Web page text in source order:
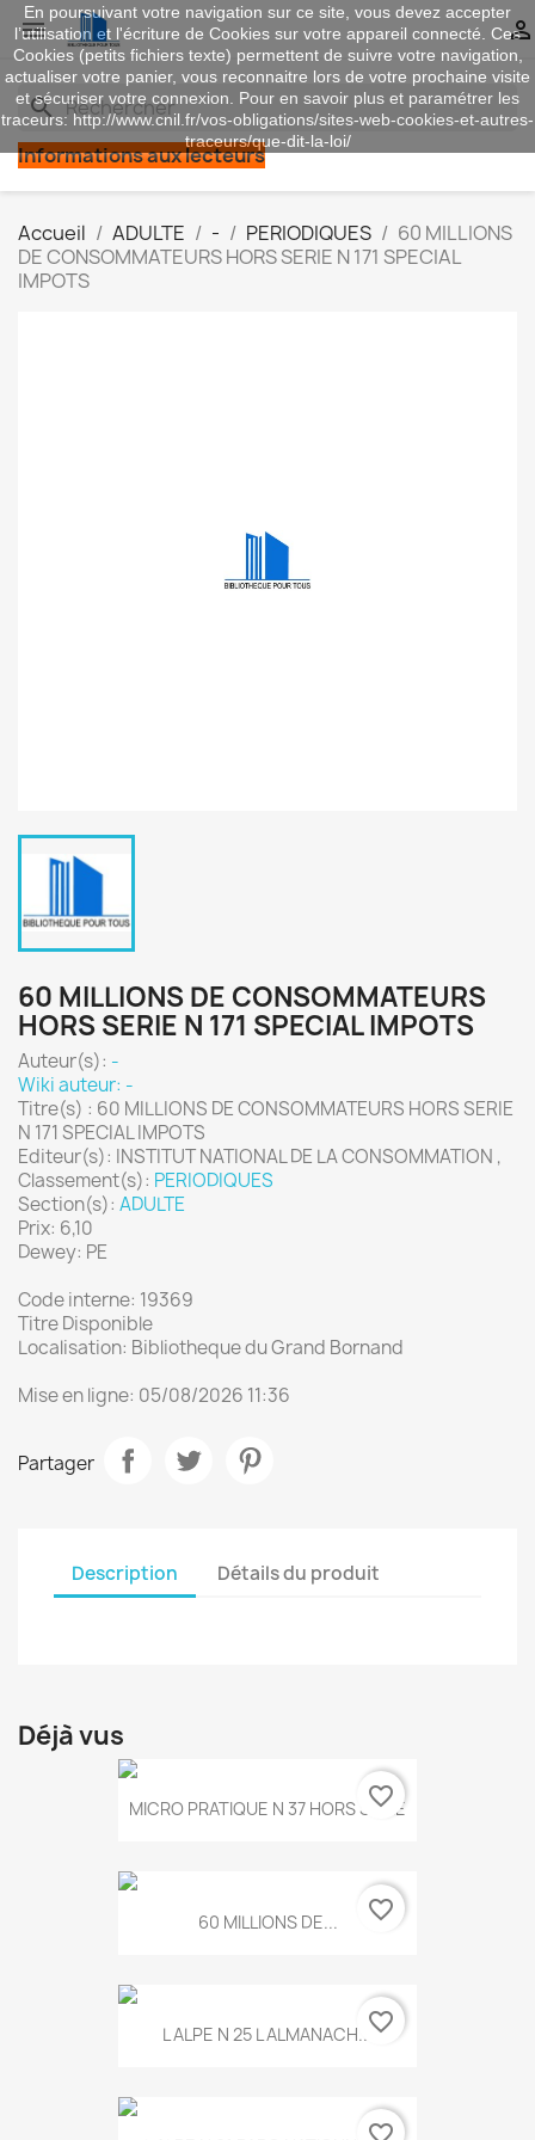
 
search
Informations aux lecteurs
Accueil ADULTE - PERIODIQUES
60 MILLIONS
DE CONSOMMATEURS HORS SERIE N 171 SPECIAL
IMPOTS
60 MILLIONS DE CONSOMMATEURS
HORS SERIE N 171 SPECIAL IMPOTS
Auteur(s): -
Wiki auteur: -
Titre(s) : 60 MILLIONS DE CONSOMMATEURS HORS SERIE
N 171 SPECIAL IMPOTS
Editeur(s): INSTITUT NATIONAL DE LA CONSOMMATION ,
Classement(s): PERIODIQUES
Section(s): ADULTE
Prix: 6,10
Dewey: PE
Code interne: 19369
Titre Disponible
Localisation: Bibliotheque du Grand Bornand
Mise en ligne: 05/08/2026 11:36
Partager
Description Détails du produit
Déjà vus
MICRO PRATIQUE N 37 HORS SERIE
favorite_border
60 MILLIONS DE... favorite_border
L ALPE N 25 L ALMANACH...favorite_border
En poursuivant votre navigation sur ce site, vous devez accepter
l’utilisation et l'écriture de Cookies sur votre appareil connecté. Ces
Cookies (petits fichiers texte) permettent de suivre votre navigation,
actualiser votre panier, vous reconnaitre lors de votre prochaine visite
et sécuriser votre connexion. Pour en savoir plus et paramétrer les
traceurs: http://www.cnil.fr/vos-obligations/sites-web-cookies-et-autres-
traceurs/que-dit-la-loi/